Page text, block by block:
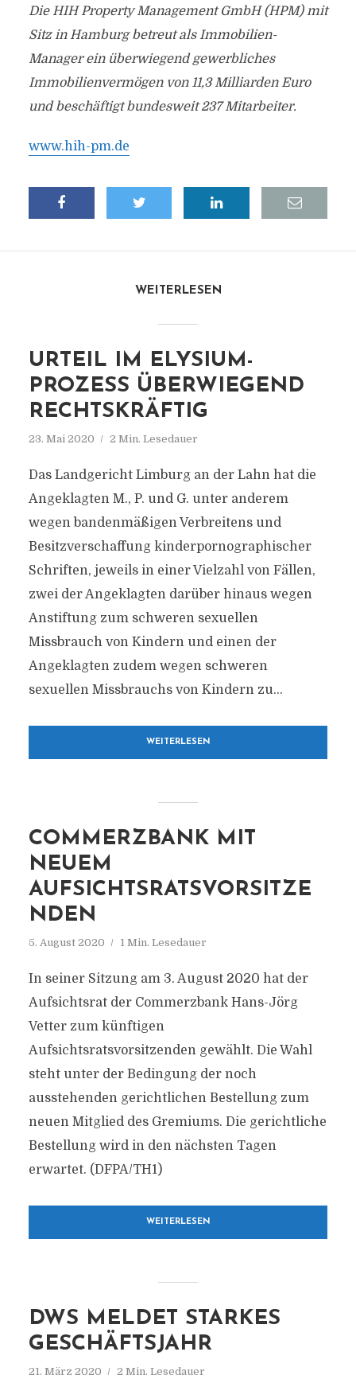
Die HIH Property Management GmbH (HPM) mit
Sitz in Hamburg betreut als Immobilien-
Manager ein überwiegend gewerbliches
Immobilienvermögen von 11,3 Milliarden Euro
und beschäftigt bundesweit 237 Mitarbeiter.
www.hih-pm.de
WEITERLESEN
URTEIL IM ELYSIUM-
PROZESS ÜBERWIEGEND
RECHTSKRÄFTIG
23. Mai 2020 2 Min. Lesedauer
Das Landgericht Limburg an der Lahn hat die
Angeklagten M., P. und G. unter anderem
wegen bandenmäßigen Verbreitens und
Besitzverschaffung kinderpornographischer
Schriften, jeweils in einer Vielzahl von Fällen,
zwei der Angeklagten darüber hinaus wegen
Anstiftung zum schweren sexuellen
Missbrauch von Kindern und einen der
Angeklagten zudem wegen schweren
sexuellen Missbrauchs von Kindern zu...
WEITERLESEN
COMMERZBANK MIT
NEUEM
AUFSICHTSRATSVORSITZE
NDEN
5. August 2020 1 Min. Lesedauer
In seiner Sitzung am 3. August 2020 hat der
Aufsichtsrat der Commerzbank Hans-Jörg
Vetter zum künftigen
Aufsichtsratsvorsitzenden gewählt. Die Wahl
steht unter der Bedingung der noch
ausstehenden gerichtlichen Bestellung zum
neuen Mitglied des Gremiums. Die gerichtliche
Bestellung wird in den nächsten Tagen
erwartet. (DFPA/TH1)
WEITERLESEN
DWS MELDET STARKES
GESCHÄFTSJAHR
21. März 2020 2 Min. Lesedauer